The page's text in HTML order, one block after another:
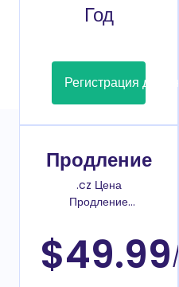
Год
Регистрация домена
Продление
.cz Цена
Продление
$49.99/